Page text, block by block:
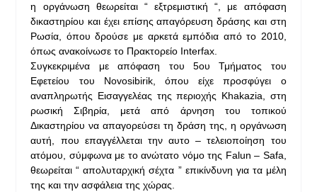
η οργάνωση θεωρείται “ εξτρεμιστική “, με απόφαση
δικαστηρίου και έχει επίσης απαγόρευση δράσης και στη
Ρωσία, όπου δρούσε με αρκετά εμπόδια από το 2010,
όπως ανακοίνωσε το Πρακτορείο Ιnterfax.
Συγκεκριμένα με απόφαση του 5ου Τμήματος του
Εφετείου του Novosibirik, όπου είχε προσφύγει ο
αναπληρωτής Εισαγγελέας της περιοχής Khakazia, στη
ρωσική Σιβηρία, μετά από άρνηση του τοπικού
Δικαστηρίου να απαγορεύσει τη δράση της, η οργάνωση
αυτή, που επαγγέλλεται την αυτο – τελειοποίηση του
ατόμου, σύμφωνα με το ανώτατο νόμο της Falun – Safa,
θεωρείται “ απολυταρχική σέχτα ” επικίνδυνη για τα μέλη
της και την ασφάλεια της χώρας.